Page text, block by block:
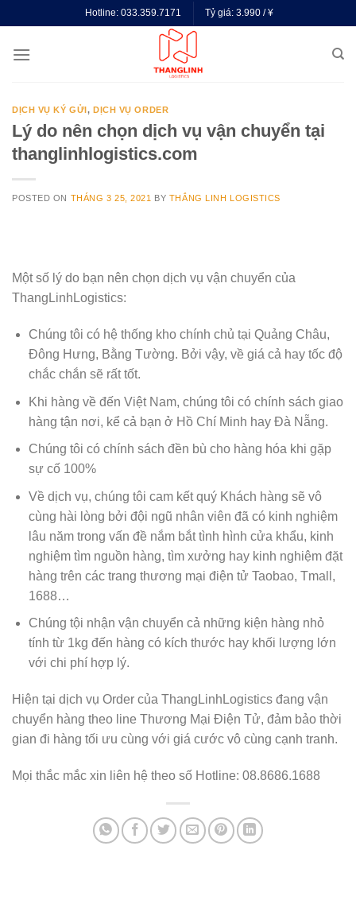
to
content
Hotline: 033.359.7171 Tỷ giá: 3.990 / ¥
DỊCH VỤ KÝ GỬI, DỊCH VỤ ORDER
Lý do nên chọn dịch vụ vận chuyển tại
thanglinhlogistics.com
POSTED ON THÁNG 3 25, 2021 BY THẮNG LINH LOGISTICS
Một số lý do bạn nên chọn dịch vụ vận chuyển của
ThangLinhLogistics:
Chúng tôi có hệ thống kho chính chủ tại Quảng Châu,
Đông Hưng, Bằng Tường. Bởi vậy, về giá cả hay tốc độ
chắc chắn sẽ rất tốt.
Khi hàng về đến Việt Nam, chúng tôi có chính sách giao
hàng tận nơi, kể cả bạn ở Hồ Chí Minh hay Đà Nẵng.
Chúng tôi có chính sách đền bù cho hàng hóa khi gặp
sự cố 100%
Về dịch vụ, chúng tôi cam kết quý Khách hàng sẽ vô
cùng hài lòng bởi đội ngũ nhân viên đã có kinh nghiệm
lâu năm trong vấn đề nắm bắt tình hình cửa khẩu, kinh
nghiệm tìm nguồn hàng, tìm xưởng hay kinh nghiệm đặt
hàng trên các trang thương mại điện tử Taobao, Tmall,
1688…
Chúng tội nhận vận chuyển cả những kiện hàng nhỏ
tính từ 1kg đến hàng có kích thước hay khối lượng lớn
với chi phí hợp lý.
Hiện tại dịch vụ Order của ThangLinhLogistics đang vận
chuyển hàng theo line Thương Mại Điện Tử, đảm bảo thời
gian đi hàng tối ưu cùng với giá cước vô cùng cạnh tranh.
Mọi thắc mắc xin liên hệ theo số Hotline: 08.8686.1688